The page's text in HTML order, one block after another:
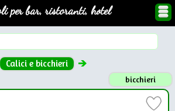
per bar, ristoranti, hotel
Calici e bicchieri
bicchieri